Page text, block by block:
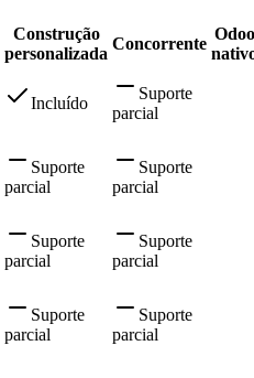
Construção
personalizada
Concorrente
Odoo
Incluído
Suporte
parcial
Suporte
parcial
Suporte
parcial
Suporte
parcial
Suporte
parcial
Suporte
parcial
Suporte
parcial